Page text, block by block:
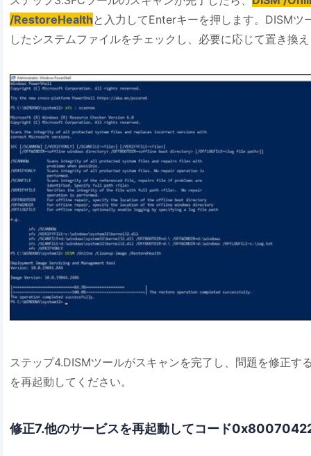
/RestoreHealthと入力してEnterキーを押します。DISMツ
したシステムファイルをチェックし、必要に応じて置き換
ステップ4.DISMツールがスキャンを完了し、問題を修正す
を再起動してください。
修正7.他のサービスを再起動してコード